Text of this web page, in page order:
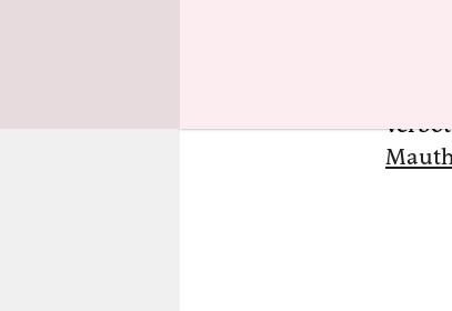
etwa
KZ-